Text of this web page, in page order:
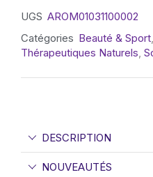
UGS AROM01031100002
Catégories Beauté & Sport
Thérapeutiques Naturels
DESCRIPTION
NOUVEAUTÉS